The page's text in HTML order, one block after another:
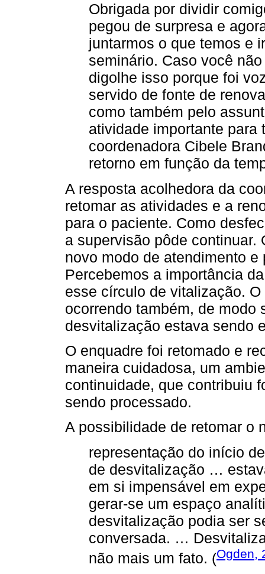
Obrigada por dividir
pegou de surpresa e
juntarmos o que temos e
seminário. Caso você
digolhe isso porque foi
servido de fonte de
como também pelo
atividade importante para
coordenadora Cibele
retorno em função da
A resposta acolhedora da
retomar as atividades e a
para o paciente. Como
a supervisão pôde continuar.
novo modo de atendimento
Percebemos a importância
esse círculo de vitalização.
ocorrendo também, de modo
desvitalização estava sendo
O enquadre foi retomado e
maneira cuidadosa, um
continuidade, que contribuiu
sendo processado.
A possibilidade de retomar o
representação do início
de desvitalização …
em si impensável em
gerar-se um espaço
desvitalização podia ser
conversada. …
não mais um fato. (Ogden,